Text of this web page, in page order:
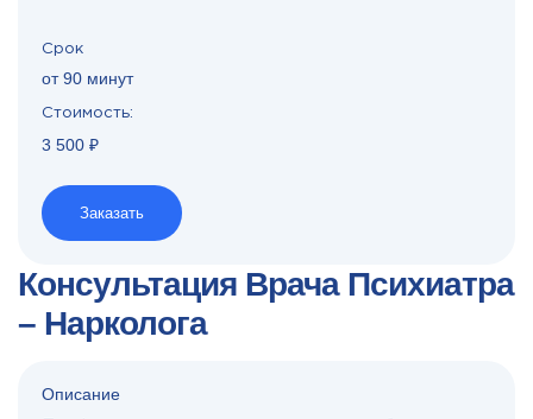
Срок
от 90 минут
Стоимость:
3 500 ₽
Заказать
Консультация Врача Психиатра
– Нарколога
Описание